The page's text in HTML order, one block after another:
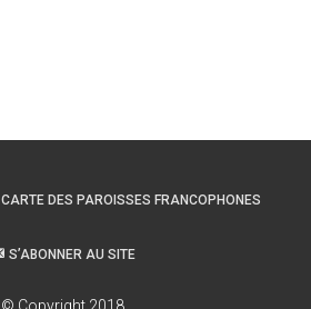
CARTE DES PAROISSES FRANCOPHONES
S’ABONNER AU SITE